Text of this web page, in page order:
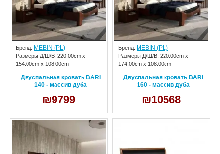
Бренд: MEBIN (PL)
Размеры Д/Ш/В: 220.00cm x
154.00cm x 108.00cm
Двуспальная кровать BARI
140 - массив дуба
₪9799
Бренд: MEBIN (PL)
Размеры Д/Ш/В: 220.00cm x
174.00cm x 108.00cm
Двуспальная кровать BARI
160 - массив дуба
₪10568